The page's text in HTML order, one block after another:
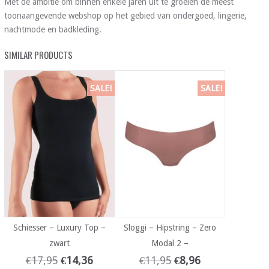
toonaangevende webshop op het gebied van ondergoed, lingerie,
nachtmode en badkleding.
SIMILAR PRODUCTS
SALE!
Schiesser – Luxury Top –
zwart
€17,95 €14,36
SALE!
Sloggi – Hipstring – Zero
Modal 2 –
€11,95 €8,96